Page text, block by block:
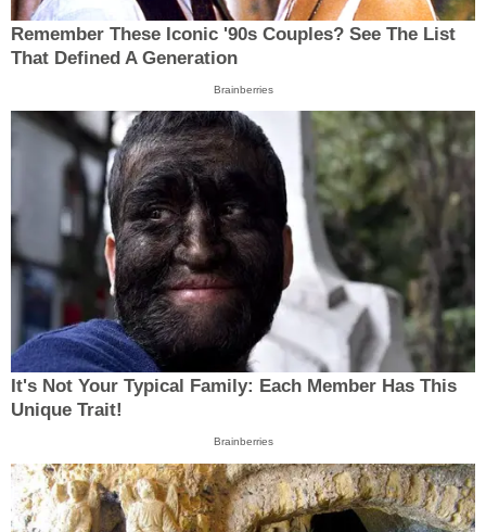
Remember These Iconic '90s Couples? See The List
That Defined A Generation
Brainberries
It's Not Your Typical Family: Each Member Has This
Unique Trait!
Brainberries